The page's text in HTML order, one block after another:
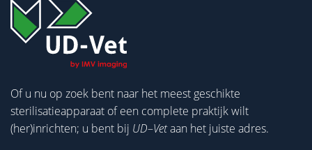
Of u nu op zoek bent naar het meest geschikte
sterilisatieapparaat of een complete praktijk wilt
(her)inrichten; u bent bij UD–Vetaan het juiste adres.